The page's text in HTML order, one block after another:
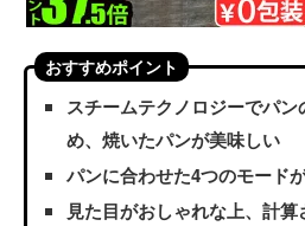
おすすめポイント
スチームテクノロジーでパ
め、焼いたパンが美味しい
パンに合わせた4つのモード
見た目がおしゃれな上、計